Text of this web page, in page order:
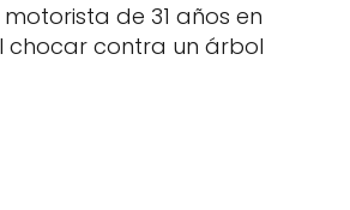
motorista de 31 años en
chocar contra un árbol